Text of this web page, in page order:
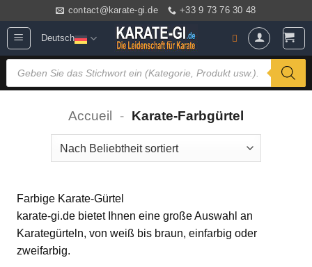
Inhalt
springen
contact@karate-gi.de +33 9 73 76 30 48
Deutsch
Products
search
Accueil - Karate-Farbgürtel
Farbige Karate-Gürtel
karate-gi.de bietet Ihnen eine große Auswahl an
Karategürteln, von weiß bis braun, einfarbig oder
zweifarbig.